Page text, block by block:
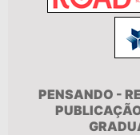
PENSANDO -